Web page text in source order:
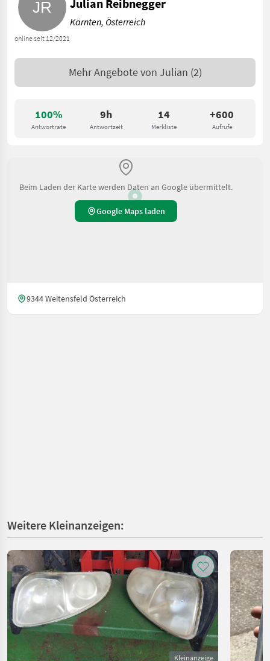
100%
Antwortrate
9h
Antwortzeit
14
Merkliste
+600
Aufrufe
online seit 12/2021
Julian Reibnegger
Kärnten, Österreich
Mehr Angebote von Julian (2)
Beim Laden der Karte werden Daten an Google übermittelt.
Google Maps laden
9344 Weitensfeld Österreich
Weitere Kleinanzeigen:
Kleinanzeige